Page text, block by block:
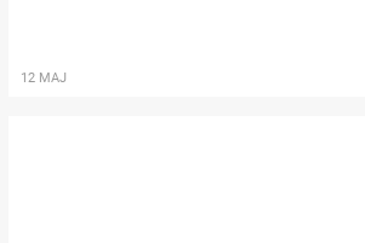
12 MAJ